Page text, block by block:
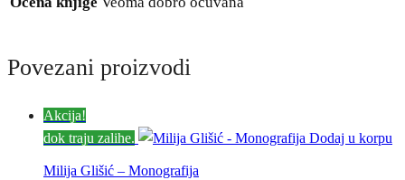
Povezani proizvodi
Akcija!
dok traju zalihe.
Dodaj u korpu
Milija Glišić – Monografija